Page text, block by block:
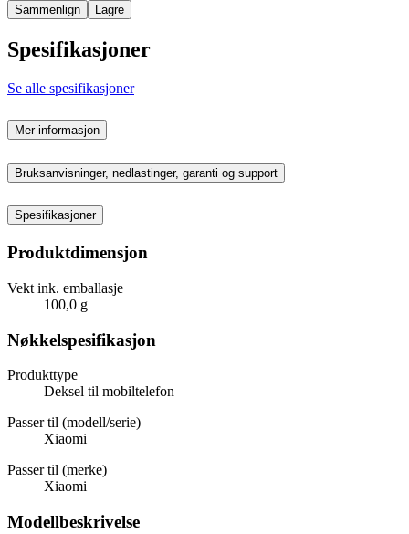
Sammenlign Lagre
Spesifikasjoner
Se alle spesifikasjoner
Mer informasjon
Bruksanvisninger, nedlastinger, garanti og support
Spesifikasjoner
Produktdimensjon
Vekt ink. emballasje
100,0 g
Nøkkelspesifikasjon
Produkttype
Deksel til mobiltelefon
Passer til (modell/serie)
Xiaomi
Passer til (merke)
Xiaomi
Modellbeskrivelse